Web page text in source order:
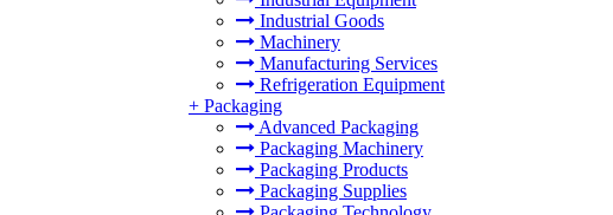
Industrial Goods
Machinery
Manufacturing Services
Refrigeration Equipment
+ Packaging
Advanced Packaging
Packaging Machinery
Packaging Products
Packaging Supplies